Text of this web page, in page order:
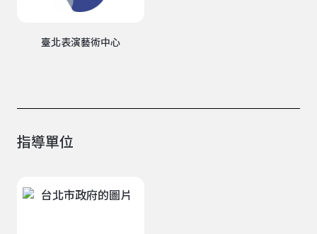
臺北表演藝術中心
指導單位